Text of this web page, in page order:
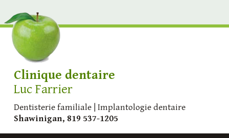
Clinique dentaire
Luc Farrier
Dentisterie familiale | Implantologie dentaire
Shawinigan, 819 537-1205